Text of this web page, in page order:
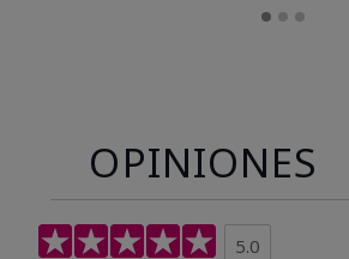
OPINIONES
5.0